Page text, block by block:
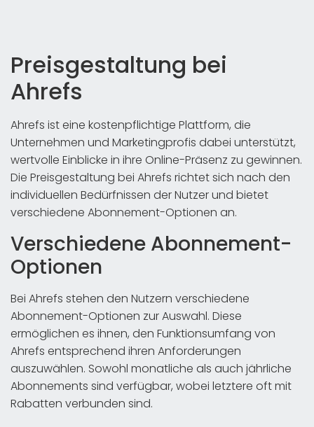
Preisgestaltung bei
Ahrefs
Ahrefs ist eine kostenpflichtige Plattform, die
Unternehmen und Marketingprofis dabei unterstützt,
wertvolle Einblicke in ihre Online-Präsenz zu gewinnen.
Die Preisgestaltung bei Ahrefs richtet sich nach den
individuellen Bedürfnissen der Nutzer und bietet
verschiedene Abonnement-Optionen an.
Verschiedene Abonnement-
Optionen
Bei Ahrefs stehen den Nutzern verschiedene
Abonnement-Optionen zur Auswahl. Diese
ermöglichen es ihnen, den Funktionsumfang von
Ahrefs entsprechend ihren Anforderungen
auszuwählen. Sowohl monatliche als auch jährliche
Abonnements sind verfügbar, wobei letztere oft mit
Rabatten verbunden sind.